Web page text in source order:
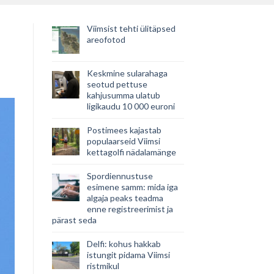
Viimsist tehti ülitäpsed
areofotod
Keskmine sularahaga
seotud pettuse
kahjusumma ulatub
ligikaudu 10 000 euroni
Postimees kajastab
populaarseid Viimsi
kettagolfi nädalamänge
Spordiennustuse
esimene samm: mida iga
algaja peaks teadma
enne registreerimist ja
pärast seda
Delfi: kohus hakkab
istungit pidama Viimsi
ristmikul